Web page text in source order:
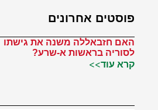
פוסטים אחרונים
האם חזבאללה משנה את גישתו
לסוריה בראשות א-שרע?
קרא עוד>>